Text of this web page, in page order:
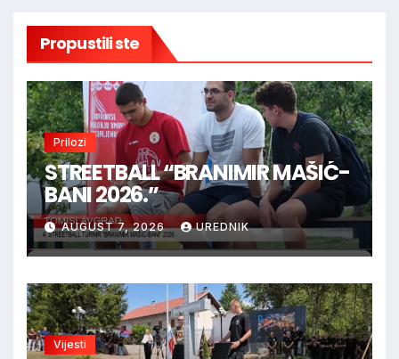
Propustili ste
Prilozi
STREETBALL “BRANIMIR MAŠIĆ-
BANI 2026.”
AUGUST 7, 2026 UREDNIK
Vijesti